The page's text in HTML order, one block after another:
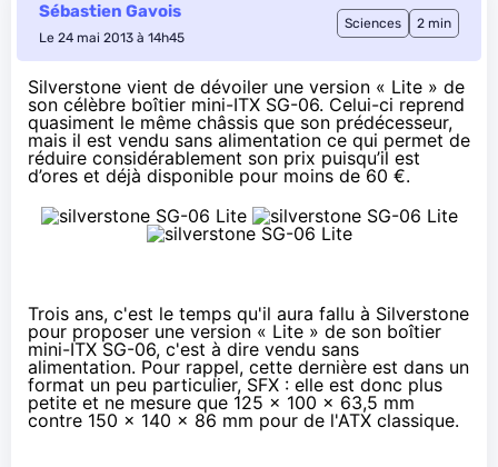
Sébastien Gavois
Le 24 mai 2013 à 14h45
Sciences 2 min
Silverstone vient de dévoiler une version « Lite » de
son célèbre boîtier mini-ITX SG-06. Celui-ci reprend
quasiment le même châssis que son prédécesseur,
mais il est vendu sans alimentation ce qui permet de
réduire considérablement son prix puisqu’il est
d’ores et déjà disponible pour moins de 60 €.
Trois ans, c'est le temps qu'il aura fallu à Silverstone
pour proposer une version « Lite » de son boîtier
mini-ITX SG-06, c'est à dire vendu sans
alimentation. Pour rappel, cette dernière est dans un
format un peu particulier, SFX : elle est donc plus
petite et ne mesure que 125 x 100 x 63,5 mm
contre 150 x 140 x 86 mm pour de l'ATX classique.